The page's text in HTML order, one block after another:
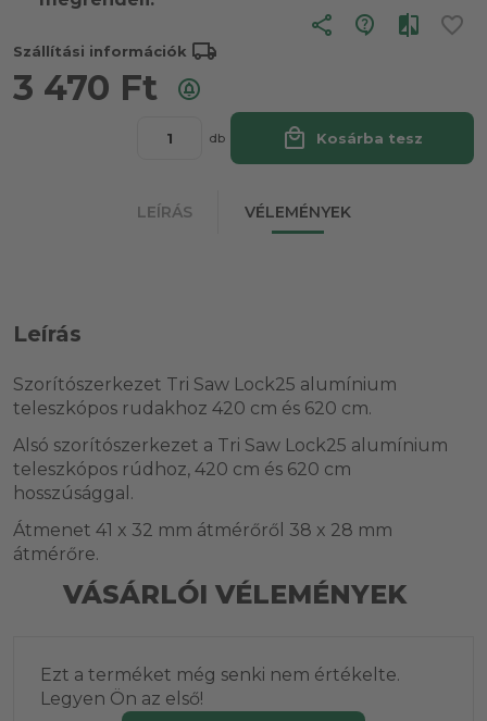
share
Szállítási információk local_shipping
3 470 Ft
db local_mall Kosárba tesz
LEÍRÁS VÉLEMÉNYEK
Leírás
Szorítószerkezet Tri Saw Lock25 alumínium
teleszkópos rudakhoz 420 cm és 620 cm.
Alsó szorítószerkezet a Tri Saw Lock25 alumínium
teleszkópos rúdhoz, 420 cm és 620 cm
hosszúsággal.
Átmenet 41 x 32 mm átmérőről 38 x 28 mm
átmérőre.
VÁSÁRLÓI VÉLEMÉNYEK
Ezt a terméket még senki nem értékelte.
Legyen Ön az első!